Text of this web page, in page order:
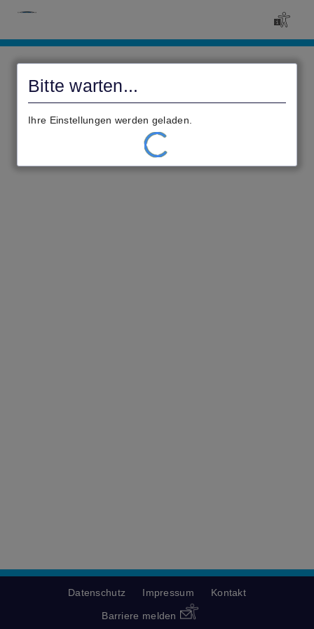
Bitte warten...
Ihre Einstellungen werden geladen.
Datenschutz Impressum Kontakt
Barriere melden